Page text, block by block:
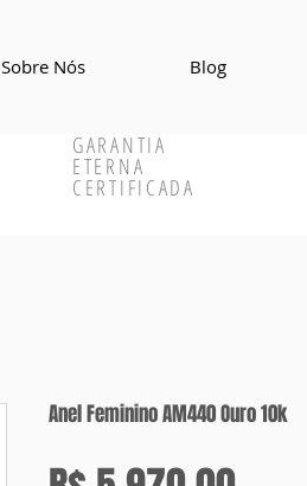
Sobre Nós Blog
GARANTIA
ETERNA
CERTIFICADA
Anel Feminino AM440 Ouro 10k